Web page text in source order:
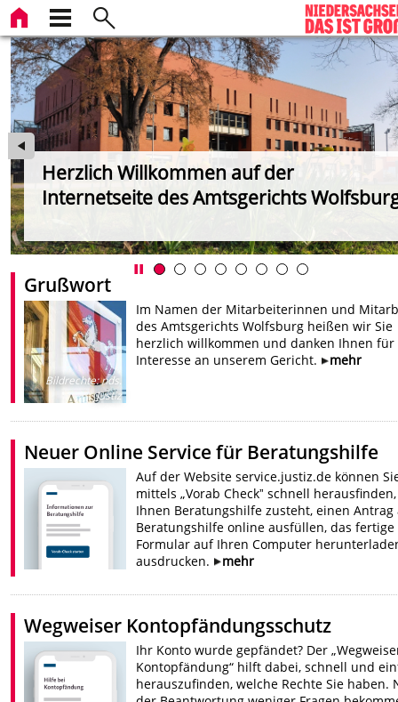
Herzlich Willkommen auf der
Internetseite des Amtsgerichts
Grußwort
Bildrechte:nds.
Justiz
Im Namen der Mitarbeiterinnen und
des Amtsgerichts Wolfsburg heißen wir Sie
herzlich willkommen und danken Ihnen für
Interesse an unserem Gericht.
mehr
Neuer Online Service für Beratungshilfe
Auf der Website service.justiz.de können
mittels „Vorab Checkˮ schnell
Ihnen Beratungshilfe zusteht, einen Antrag
Beratungshilfe online ausfüllen, das fertige
Formular auf Ihren Computer
ausdrucken.
mehr
Wegweiser Kontopfändungsschutz
Ihr Konto wurde gepfändet? Der
Kontopfändung“ hilft dabei, schnell und
herauszufinden, welche Rechte Sie haben.